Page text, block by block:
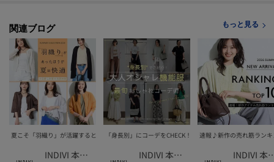
関連ブログ もっと見る
夏こそ「羽織り」が活躍するとき！おすすめ羽織りを紹介♪
INDIVI 本部スタッフ
「身長別」にコーデをCHECK！大人オシャレ機能服
INDIVI 本部スタッフ
速報♪新作の売れ筋ラン
INDIVI